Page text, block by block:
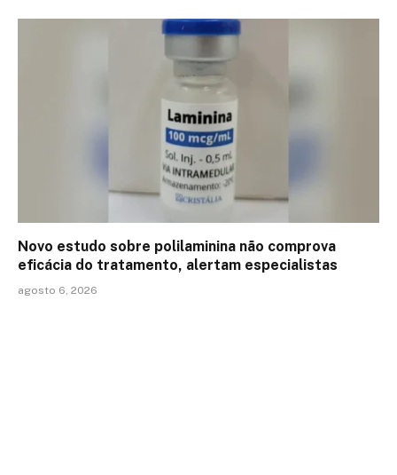
Novo estudo sobre polilaminina não comprova
eficácia do tratamento, alertam especialistas
agosto 6, 2026